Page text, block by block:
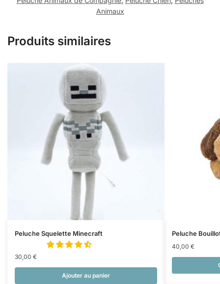
Animaux
Produits similaires
Peluche Squelette Minecraft
30,00 €
Ajouter au panier
Peluche
40,00 €